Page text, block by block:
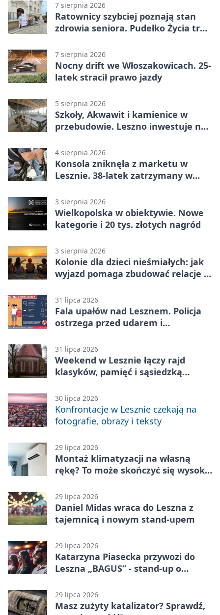
7 sierpnia 2026
Ratownicy szybciej poznają stan
zdrowia seniora. Pudełko Życia trafi
7 sierpnia 2026
Nocny drift we Włoszakowicach. 25-
latek stracił prawo jazdy
5 sierpnia 2026
Szkoły, Akwawit i kamienice w
przebudowie. Leszno inwestuje na
4 sierpnia 2026
Konsola zniknęła z marketu w
Lesznie. 38-latek zatrzymany w
3 sierpnia 2026
Wielkopolska w obiektywie. Nowe
kategorie i 20 tys. złotych nagród
3 sierpnia 2026
Kolonie dla dzieci nieśmiałych: jak
wyjazd pomaga zbudować relacje z
31 lipca 2026
Fala upałów nad Lesznem. Policja
ostrzega przed udarem i
31 lipca 2026
Weekend w Lesznie łączy rajd
klasyków, pamięć i sąsiedzką
30 lipca 2026
Konfrontacje w Lesznie czekają na
fotografie, obrazy i teksty
29 lipca 2026
Montaż klimatyzacji na własną
rękę? To może skończyć się wysoką
29 lipca 2026
Daniel Midas wraca do Leszna z
tajemnicą i nowym stand-upem
29 lipca 2026
Katarzyna Piasecka przywozi do
Leszna „BAGUS” - stand-up o
29 lipca 2026
Masz zużyty katalizator? Sprawdź,